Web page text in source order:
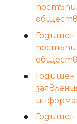
Годишен